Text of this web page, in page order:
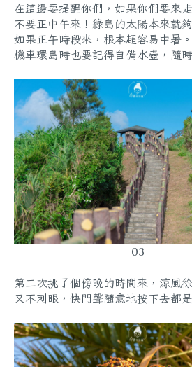
在這邊要提醒你們，如果你們要來
不要正中午來 ！綠島的太陽本來就
如果正午時段來，根本超容易中暑
機車環島時也要記得自備水壺，隨
03
第二次挑了個傍晚的時間來，涼風
又不刺眼，快門聲隨意地按下去都